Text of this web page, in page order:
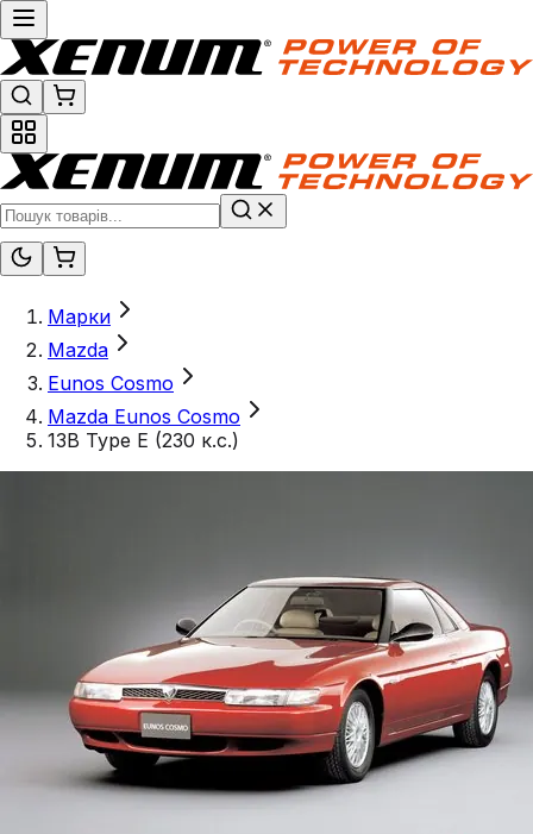
Марки
Mazda
Eunos Cosmo
Mazda Eunos Cosmo
13B Type E (230 к.с.)